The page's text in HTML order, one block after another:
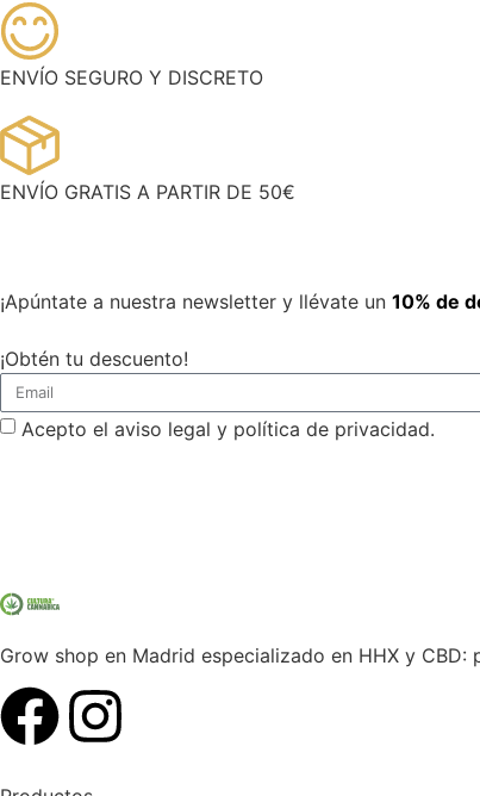
ENVÍO SEGURO Y DISCRETO
ENVÍO GRATIS A PARTIR DE 50€
¡Apúntate a nuestra newsletter y llévate un 10% de
¡Obtén tu descuento!
Acepto el aviso legal y política de privacidad.
Grow shop en Madrid especializado en HHX y